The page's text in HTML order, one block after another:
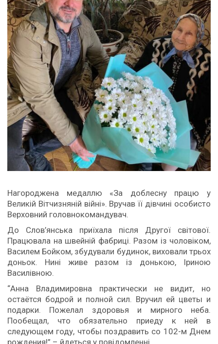
Нагороджена медаллю «За доблесну працю у
Великій Вітчизняній війні». Вручав її дівчині особисто
Верховний головнокомандувач.
До Слов’янська приїхала після Другої світової.
Працювала на швейній фабриці. Разом із чоловіком,
Василем Бойком, збудували будинок, виховали трьох
доньок. Нині живе разом із донькою, Іриною
Василівною.
“Анна Владимировна практически не видит, но
остаётся бодрой и полной сил. Вручил ей цветы и
подарки. Пожелал здоровья и мирного неба.
Пообещал, что обязательно приеду к ней в
следующем году, чтобы поздравить со 102-м Днем